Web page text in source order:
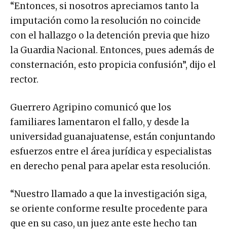
“Entonces, si nosotros apreciamos tanto la
imputación como la resolución no coincide
con el hallazgo o la detención previa que hizo
la Guardia Nacional. Entonces, pues además de
consternación, esto propicia confusión”, dijo el
rector.
Guerrero Agripino comunicó que los
familiares lamentaron el fallo, y desde la
universidad guanajuatense, están conjuntando
esfuerzos entre el área jurídica y especialistas
en derecho penal para apelar esta resolución.
“Nuestro llamado a que la investigación siga,
se oriente conforme resulte procedente para
que en su caso, un juez ante este hecho tan